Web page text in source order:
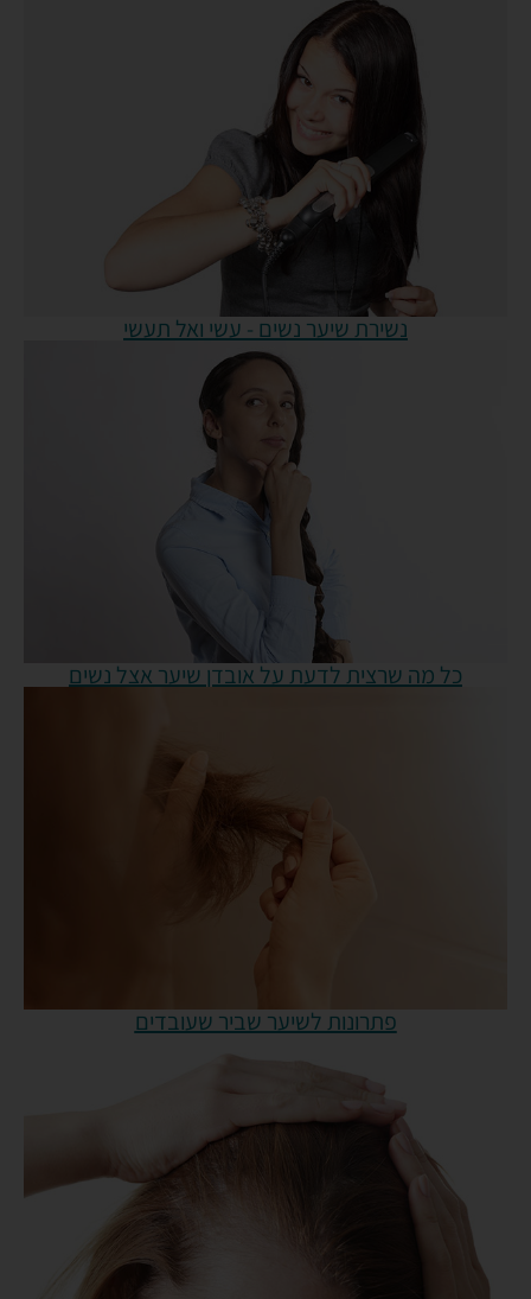
נשירת שיער נשים - עשי ואל תעשי
כל מה שרצית לדעת על אובדן שיער אצל נשים
פתרונות לשיער שביר שעובדים